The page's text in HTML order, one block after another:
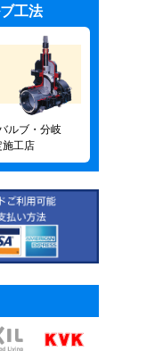
工法
ルブ・分岐
工店